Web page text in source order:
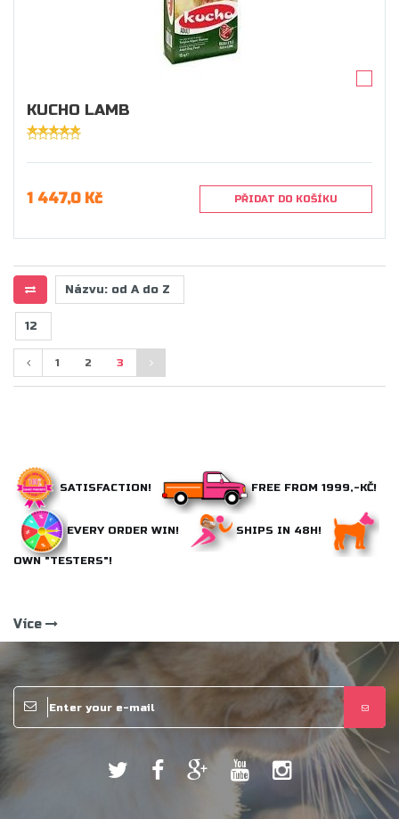
KUCHO LAMB
1 447,0 Kč PŘIDAT DO KOŠÍKU
1 2 3
SATISFACTION! FREE FROM 1999,-KČ!
EVERY ORDER WIN! SHIPS IN 48H!
OWN "TESTERS"!
Více